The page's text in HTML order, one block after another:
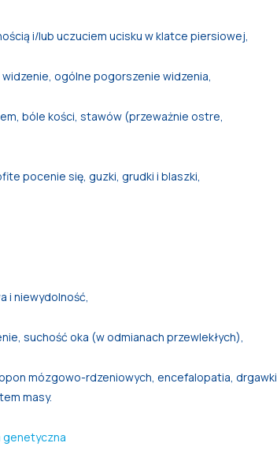
i/lub uczuciem ucisku w klatce piersiowej,
ogólne pogorszenie widzenia,
bóle kości, stawów (przeważnie ostre,
pocenie się, guzki, grudki i blaszki,
i niewydolność,
suchość oka (w odmianach przewlekłych),
mózgowo-rdzeniowych, encefalopatia, drgawki,
masy.
genetyczna